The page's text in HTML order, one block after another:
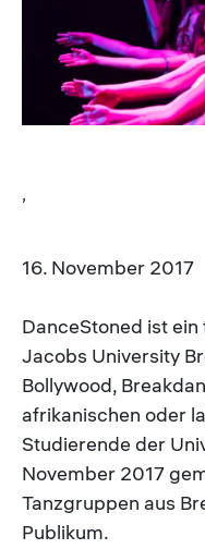
16. November 2017
DanceStoned ist
Jacobs University
Bollywood,
afrikanischen oder
Studierende der
November 2017
Tanzgruppen aus
Publikum.